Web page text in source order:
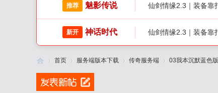
推荐 魅影传说 仙剑情缘2.3｜装备靠
新开 神话时代 仙剑情缘2.3｜装备靠
首页 服务端版本下载 传奇服务端 03我本沉默蓝色